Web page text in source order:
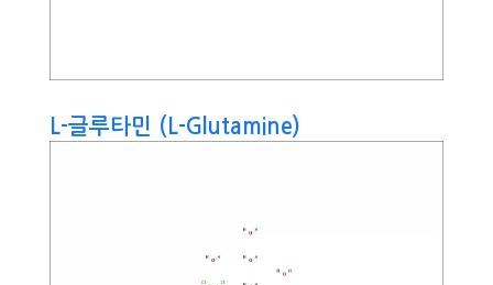
L-글루타민 (L-Glutamine)